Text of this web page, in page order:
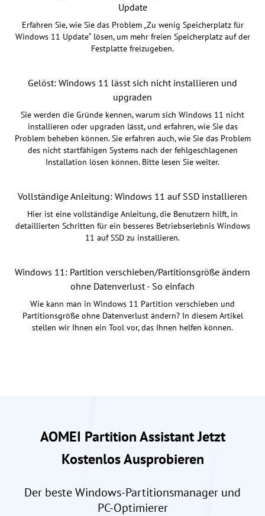
Update
Erfahren Sie, wie Sie das Problem „Zu wenig Speicherplatz für
Windows 11 Update“ lösen, um mehr freien Speicherplatz auf der
Festplatte freizugeben.
Gelöst: Windows 11 lässt sich nicht installieren und
upgraden
Sie werden die Gründe kennen, warum sich Windows 11 nicht
installieren oder upgraden lässt, und erfahren, wie Sie das
Problem beheben können. Sie erfahren auch, wie Sie das Problem
des nicht startfähigen Systems nach der fehlgeschlagenen
Installation lösen können. Bitte lesen Sie weiter.
Vollständige Anleitung: Windows 11 auf SSD installieren
Hier ist eine vollständige Anleitung, die Benutzern hilft, in
detaillierten Schritten für ein besseres Betriebserlebnis Windows
11 auf SSD zu installieren.
Windows 11: Partition verschieben/Partitionsgröße ändern
ohne Datenverlust - So einfach
Wie kann man in Windows 11 Partition verschieben und
Partitionsgröße ohne Datenverlust ändern? In diesem Artikel
stellen wir Ihnen ein Tool vor, das Ihnen helfen können.
AOMEI Partition Assistant Jetzt
Kostenlos Ausprobieren
Der beste Windows-Partitionsmanager und
PC-Optimierer